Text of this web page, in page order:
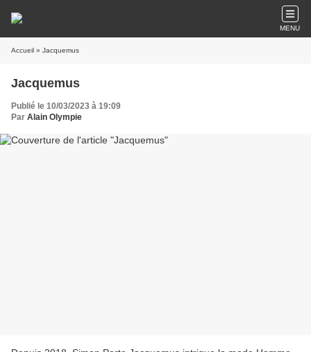
MENU
Accueil » Jacquemus
Jacquemus
Publié le 10/03/2023 à 19:09
Par Alain Olympie